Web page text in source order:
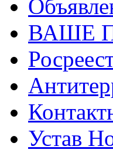
ВАШЕ
Устав